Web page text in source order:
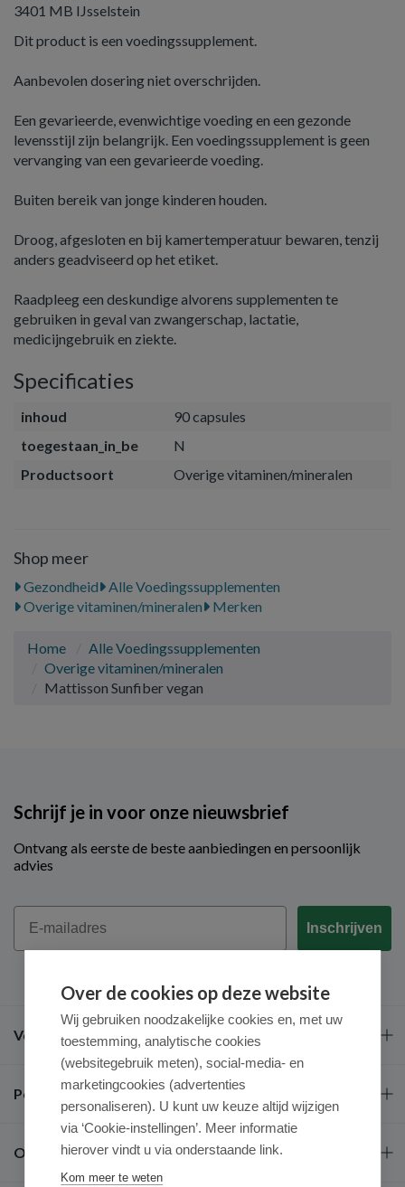
3401 MB IJsselstein
Dit product is een voedingssupplement.
Aanbevolen dosering niet overschrijden.
Een gevarieerde, evenwichtige voeding en een gezonde
levensstijl zijn belangrijk. Een voedingssupplement is geen
vervanging van een gevarieerde voeding.
Buiten bereik van jonge kinderen houden.
Droog, afgesloten en bij kamertemperatuur bewaren, tenzij
anders geadviseerd op het etiket.
Raadpleeg een deskundige alvorens supplementen te
gebruiken in geval van zwangerschap, lactatie,
medicijngebruik en ziekte.
Specificaties
inhoud
90 capsules
toegestaan_in_be
N
Productsoort
Overige vitaminen/mineralen
Shop meer
Gezondheid
Alle Voedingssupplementen
Overige vitaminen/mineralen
Merken
Home
Alle Voedingssupplementen
Overige vitaminen/mineralen
Mattisson Sunfiber vegan
Schrijf je in voor onze nieuwsbrief
Ontvang als eerste de beste aanbiedingen en persoonlijk
advies
Email
Inschrijven
Veel gestelde vragen
Populaire merken
Over ons
Over de cookies op deze website
Wij gebruiken noodzakelijke cookies en, met uw
toestemming, analytische cookies
(websitegebruik meten), social-media- en
marketingcookies (advertenties
personaliseren). U kunt uw keuze altijd wijzigen
via ‘Cookie-instellingen’. Meer informatie
hierover vindt u via onderstaande link.
Kom meer te weten